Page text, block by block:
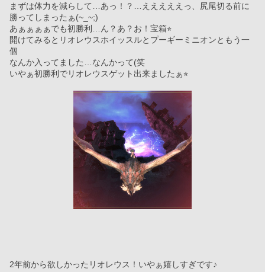
まずは体力を減らして…あっ！？…えええええっ、尻尾切る前に
勝ってしまったぁ(~_~;)
あぁぁぁぁでも初勝利…ん？あ？お！宝箱⭐︎
開けてみるとリオレウスホイッスルとプーギーミニオンともう一
個
なんか入ってました…なんかって(笑
いやぁ初勝利でリオレウスゲット出来ましたぁ⭐︎
2年前から欲しかったリオレウス！いやぁ嬉しすぎです♪